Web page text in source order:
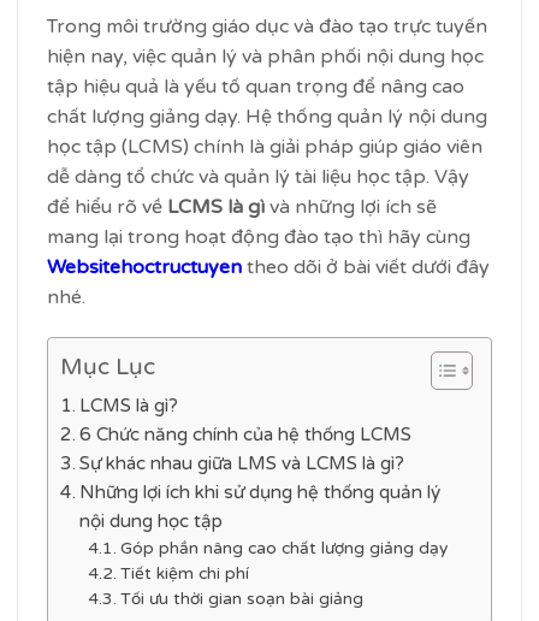
Trong môi trường giáo dục và đào tạo trực tuyến
hiện nay, việc quản lý và phân phối nội dung học
tập hiệu quả là yếu tố quan trọng để nâng cao
chất lượng giảng dạy. Hệ thống quản lý nội dung
học tập (LCMS) chính là giải pháp giúp giáo viên
dễ dàng tổ chức và quản lý tài liệu học tập. Vậy
để hiểu rõ về LCMS là gì và những lợi ích sẽ
mang lại trong hoạt động đào tạo thì hãy cùng
Websitehoctructuyen theo dõi ở bài viết dưới đây
nhé.
Mục Lục
LCMS là gì?
6 Chức năng chính của hệ thống LCMS
Sự khác nhau giữa LMS và LCMS là gì?
Những lợi ích khi sử dụng hệ thống quản lý
nội dung học tập
Góp phần nâng cao chất lượng giảng dạy
Tiết kiệm chi phí
Tối ưu thời gian soạn bài giảng